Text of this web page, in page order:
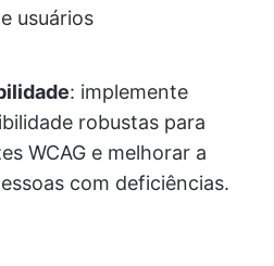
usuários
: implemente
robustas para
WCAG e melhorar a
com deficiências.